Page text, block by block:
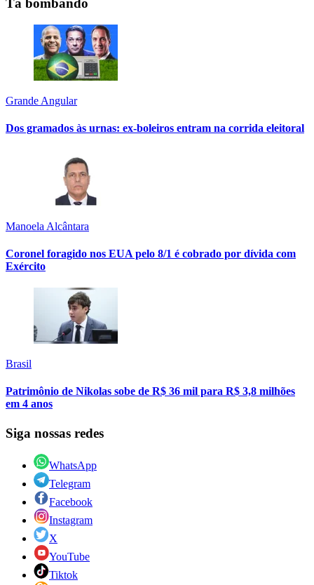
Tá bombando
Grande Angular
Dos gramados às urnas: ex-boleiros entram na corrida eleitoral
Manoela Alcântara
Coronel foragido nos EUA pelo 8/1 é cobrado por dívida com
Exército
Brasil
Patrimônio de Nikolas sobe de R$ 36 mil para R$ 3,8 milhões
em 4 anos
Siga nossas redes
WhatsApp
Telegram
Facebook
Instagram
X
YouTube
Tiktok